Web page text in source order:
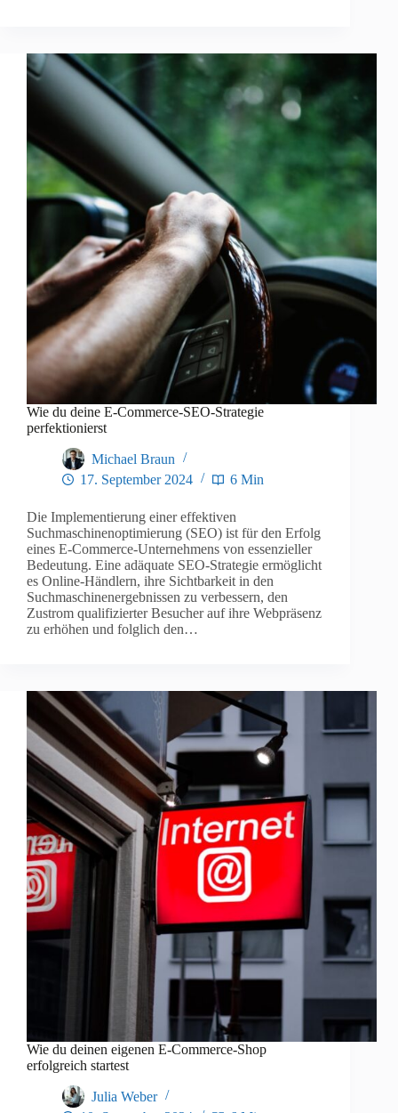
Wie du deine E-Commerce-SEO-Strategie
perfektionierst
Michael Braun
17. September 2024
6 Min
Die Implementierung einer effektiven
Suchmaschinenoptimierung (SEO) ist für den Erfolg
eines E-Commerce-Unternehmens von essenzieller
Bedeutung. Eine adäquate SEO-Strategie ermöglicht
es Online-Händlern, ihre Sichtbarkeit in den
Suchmaschinenergebnissen zu verbessern, den
Zustrom qualifizierter Besucher auf ihre Webpräsenz
zu erhöhen und folglich den…
Wie du deinen eigenen E-Commerce-Shop
erfolgreich startest
Julia Weber